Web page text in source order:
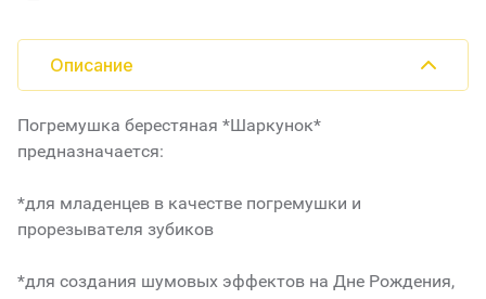
Описание
Погремушка берестяная *Шаркунок*
предназначается:
*для младенцев в качестве погремушки и
прорезывателя зубиков
*для создания шумовых эффектов на Дне Рождения,